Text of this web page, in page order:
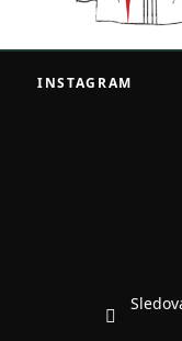
INSTAGRAM